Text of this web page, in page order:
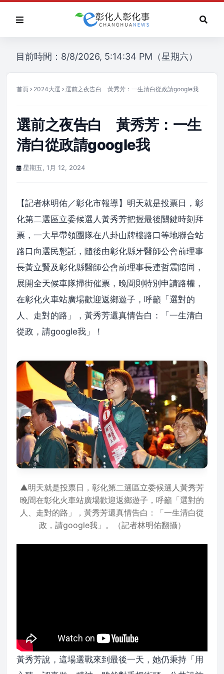
目前時間：8/8/2026, 5:14:34 PM（星期六）
首頁 2024大選 選前之夜告白 黃秀芳：一生清白從政請google我
選前之夜告白 黃秀芳：一生
清白從政請google我
星期五, 1月 12, 2024
【記者林明佑／彰化市報導】明天就是投票日，彰
化第二選區立委候選人黃秀芳把握最後關鍵時刻拜
票，一大早帶領團隊在八卦山牌樓路口等地聯合站
路口向選民懇託，隨後由彰化縣牙醫師公會前理事
長黃立賢及彰化縣醫師公會前理事長連哲震陪同，
展開全天候車隊掃街催票，晚間則特別申請路權，
在彰化火車站廣場歡迎返鄉遊子，呼籲「選對的
人、走對的路」，黃秀芳還真情告白：「一生清白
從政，請google我」！
▲明天就是投票日，彰化第二選區立委候選人黃秀芳
晚間在彰化火車站廣場歡迎返鄉遊子，呼籲「選對的
人、走對的路」，黃秀芳還真情告白：「一生清白從
政，請google我」。（記者林明佑翻攝）
黃秀芳說，這場選戰來到最後一天，她仍秉持「用